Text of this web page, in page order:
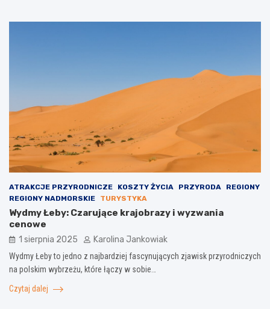
ATRAKCJE PRZYRODNICZE KOSZTY ŻYCIA PRZYRODA
REGIONY
REGIONY NADMORSKIE
TURYSTYKA
Wydmy Łeby: Czarujące krajobrazy i wyzwania
cenowe
1 sierpnia 2025 Karolina Jankowiak
Wydmy Łeby to jedno z najbardziej fascynujących zjawisk przyrodniczych
na polskim wybrzeżu, które łączy w sobie…
Czytaj dalej